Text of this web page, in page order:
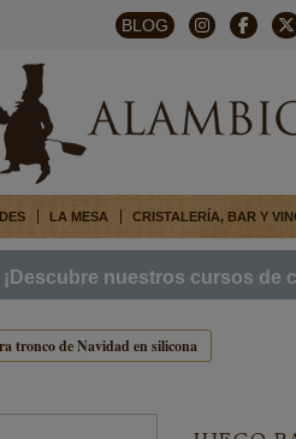
BLOG
LA MESA CRISTALERÍA, BAR Y
¡Descubre nuestros cursos de
tronco de Navidad en silicona